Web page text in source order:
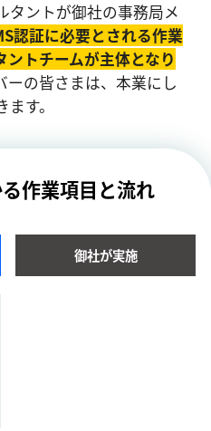
タントが御社の事務局メ
認証に必要とされる作業
トチームが主体となり
ーの皆さまは、本業にし
す。
作業項目と流れ
御社が実施